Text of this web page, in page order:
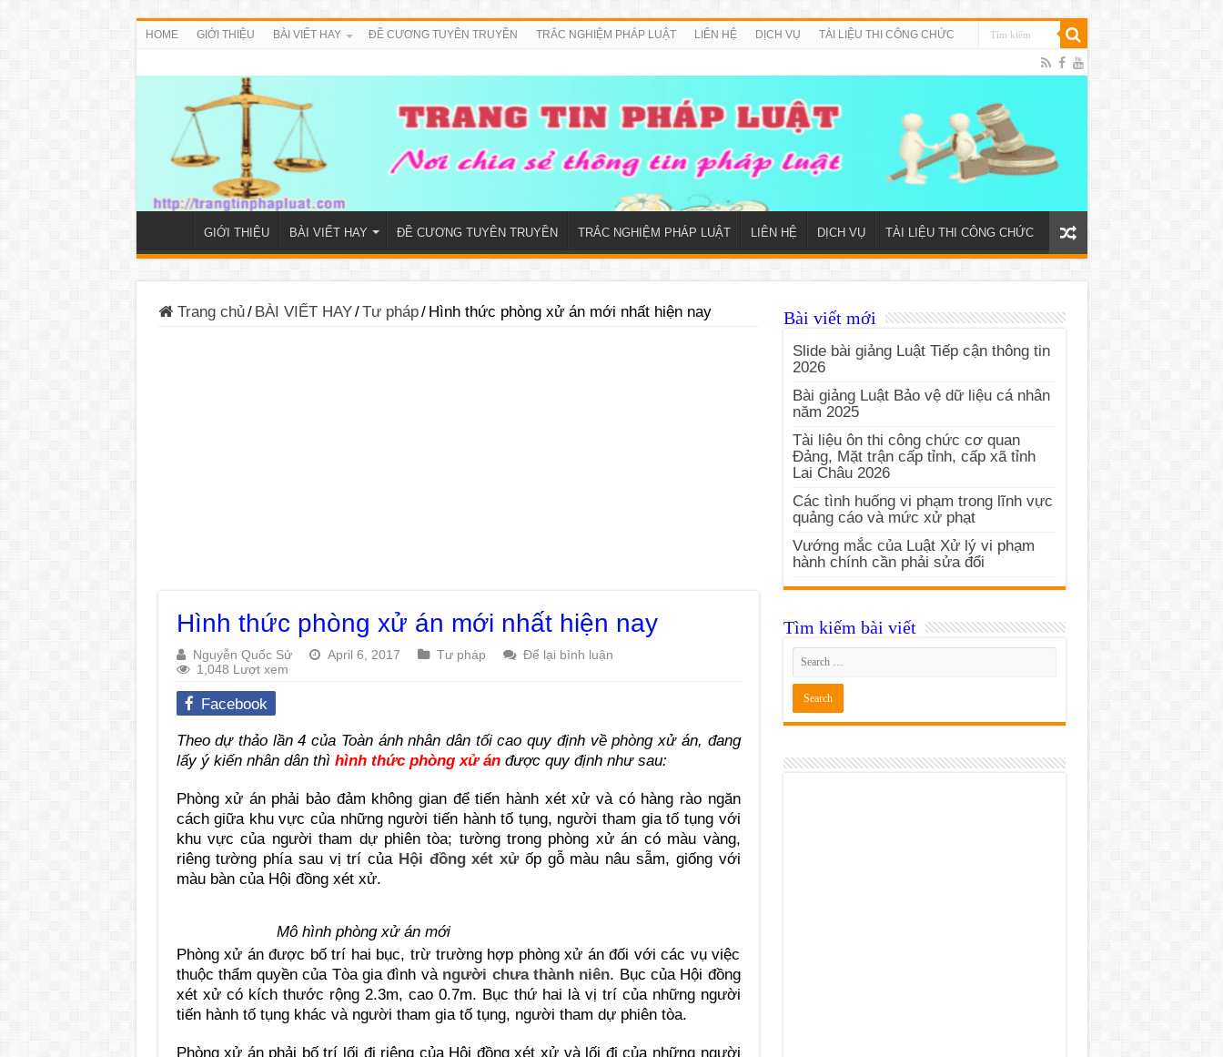
HOME GIỚI THIỆU BÀI VIẾT HAY ĐỀ CƯƠNG TUYÊN TRUYỀN TRẮC NGHIỆM PHÁP LUẬT LIÊN HỆ DỊCH VỤ TÀI LIỆU THI CÔNG CHỨC
GIỚI THIỆU BÀI VIẾT HAY ĐỀ CƯƠNG TUYÊN TRUYỀN TRẮC NGHIỆM PHÁP LUẬT LIÊN HỆ DỊCH VỤ TÀI LIỆU THI CÔNG CHỨC
Trang chủ/ BÀI VIẾT HAY/Tư pháp/ Hình thức phòng xử án mới nhất hiện nay
Hình thức phòng xử án mới nhất hiện nay
Nguyễn Quốc Sử April 6, 2017 Tư pháp
Để lại bình luận
1,048 Lượt xem
Facebook
Theo dự thảo lần 4 của Toàn ánh nhân dân tối cao quy định về phòng xử án, đang
lấy ý kiến nhân dân thì hình thức phòng xử ánđược quy định như sau:
Phòng xử án phải bảo đảm không gian để tiến hành xét xử và có hàng rào ngăn
cách giữa khu vực của những người tiến hành tố tụng, người tham gia tố tụng với
khu vực của người tham dự phiên tòa; tường trong phòng xử án có màu vàng,
riêng tường phía sau vị trí của Hội đồng xét xửốp gỗ màu nâu sẫm, giống với
màu bàn của Hội đồng xét xử.
Mô hình phòng xử án mới
Phòng xử án được bố trí hai bục, trừ trường hợp phòng xử án đối với các vụ việc
thuộc thẩm quyền của Tòa gia đình và người chưa thành niên. Bục của Hội đồng
xét xử có kích thước rộng 2.3m, cao 0.7m. Bục thứ hai là vị trí của những người
tiến hành tố tụng khác và người tham gia tố tụng, người tham dự phiên tòa.
Phòng xử án phải bố trí lối đi riêng của Hội đồng xét xử và lối đi của những người
Bài viết mới
Slide bài giảng Luật Tiếp cận thông tin
2026
Bài giảng Luật Bảo vệ dữ liệu cá nhân
năm 2025
Tài liệu ôn thi công chức cơ quan
Đảng, Mặt trận cấp tỉnh, cấp xã tỉnh
Lai Châu 2026
Các tình huống vi phạm trong lĩnh vực
quảng cáo và mức xử phạt
Vướng mắc của Luật Xử lý vi phạm
hành chính cần phải sửa đổi
Tìm kiếm bài viết